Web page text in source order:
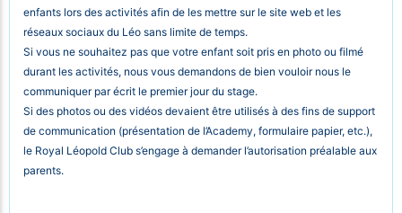
enfants lors des activités afin de les mettre sur le site web et les
réseaux sociaux du Léo sans limite de temps.
Si vous ne souhaitez pas que votre enfant soit pris en photo ou filmé
durant les activités, nous vous demandons de bien vouloir nous le
communiquer par écrit le premier jour du stage.
Si des photos ou des vidéos devaient être utilisés à des fins de support
de communication (présentation de l’Academy, formulaire papier, etc.),
le Royal Léopold Club s’engage à demander l’autorisation préalable aux
parents.